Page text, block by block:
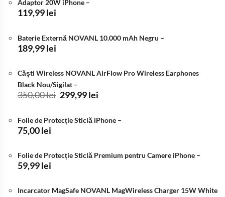
fost:
Adaptor 20W iPhone –
119,99lei
Baterie Externă NOVANL 10.000 mAh Negru –
189,99lei
Căști Wireless NOVANL AirFlow Pro Wireless Earphones
Black Nou/Sigilat –
350,00lei Prețul
inițial
fost:
299,99lei
299,99 lei.
Folie de Protecție Sticlă iPhone –
75,00lei
Folie de Protecție Sticlă Premium pentru Camere iPhone –
59,99lei
Incarcator MagSafe NOVANL MagWireless Charger 15W White